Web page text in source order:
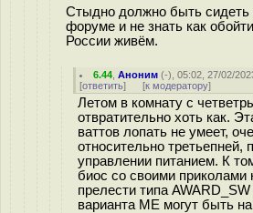
Стыдно должно быть сидеть
форуме и не знать как
России живём.
6.44 ,Аноним (-), 05:02, 27/02/
[ответить] [к модератору]
Летом в комнату с
отвратительно хоть как.
ваттов лопать не умеет,
относительно третьепней,
управлении питанием. К
биос со своими приколами
прелести типа
варианта ME могут быть